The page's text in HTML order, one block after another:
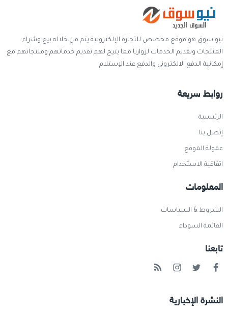
نيو سوق هو موقع مخصص للتجارة الإلكترونية يتم من خلاله بيع وشراء
المنتجات وتقديم الخدمات لزوارنا مما يتيح لهم تقديم خدماتهم ومنتجاتهم مع
إمكانية الدفع الالكتروني والدفع عند الإستلام
روابط سريعة
الرئيسية
إتصل بنا
عمولة الموقع
اتفاقية الاستخدام
المعلومات
الشروط & السياسات
القائمة السوداء
تابعنا
النشرة الإخبارية